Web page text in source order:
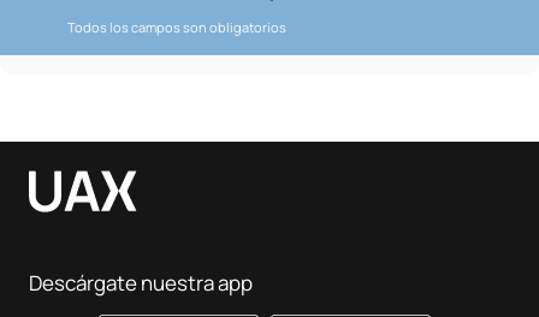
Todos los campos son obligatorios
Descárgate nuestra app